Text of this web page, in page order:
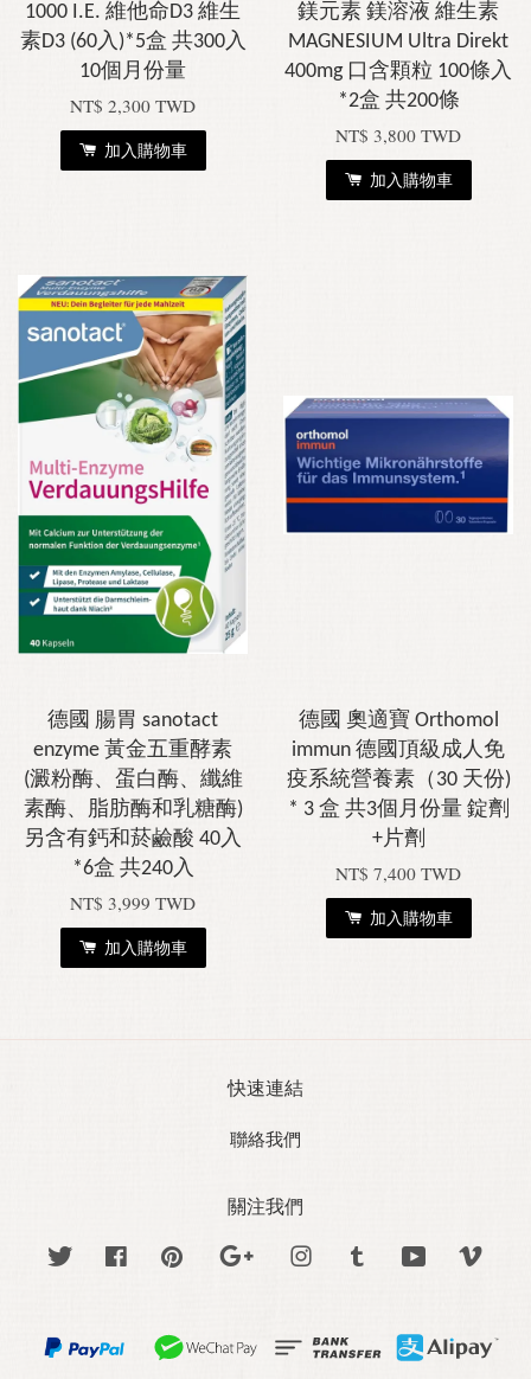
1000 I.E. 維他命D3 維生
素D3 (60入)*5盒 共300入
10個月份量
NT$ 2,300 TWD
加入購物車
鎂元素 鎂溶液 維生素
MAGNESIUM Ultra Direkt
400mg 口含顆粒 100條入
*2盒 共200條
NT$ 3,800 TWD
加入購物車
德國 腸胃 sanotact
enzyme 黃金五重酵素
(澱粉酶、蛋白酶、纖維
素酶、脂肪酶和乳糖酶)
另含有鈣和菸鹼酸 40入
*6盒 共240入
NT$ 3,999 TWD
加入購物車
德國 奧適寶 Orthomol
immun 德國頂級成人免
疫系統營養素（30 天份)
* 3 盒 共3個月份量 錠劑
+片劑
NT$ 7,400 TWD
加入購物車
快速連結
聯絡我們
關注我們
Twitter Facebook Pinterest Google Instagram Tumblr YouTube